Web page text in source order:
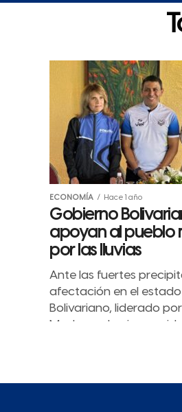
ECONOMÍA Hace 1 año
Gobierno
apoyan al
por las lluvias
Ante las fuertes
afectación en el
Bolivariano, liderado
Maduro, y la